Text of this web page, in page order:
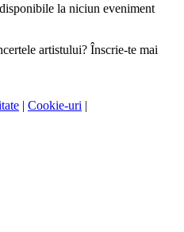
la niciun eveniment
artistului? Înscrie-te mai
| Cookie-uri |